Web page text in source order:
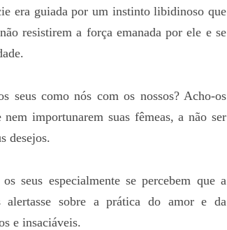
era guiada por um instinto libidinoso que
resistirem a força emanada por ele e se
seus como nós com os nossos? Acho-os
importunarem suas fêmeas, a não ser
desejos.
seus especialmente se percebem que a
sobre a prática do amor e da
e insaciáveis.